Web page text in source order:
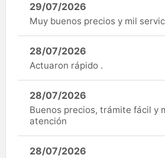
29/07/2026
Muy buenos precios y mil
28/07/2026
Actuaron rápido .
28/07/2026
Buenos precios, trámite fácil y
atención
28/07/2026